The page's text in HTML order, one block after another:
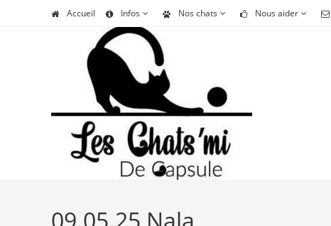
Accueil Infos Nos chats Nous aider